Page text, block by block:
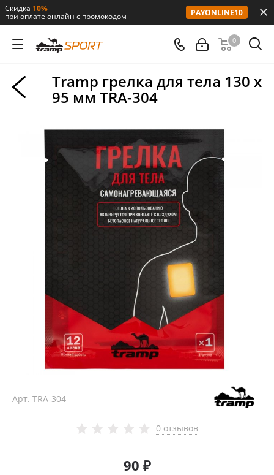
Скидка 10%
при оплате онлайн с промокодом PAYONLINE10
0
Tramp грелка для тела 130 х
95 мм TRA-304
Арт. TRA-304
0 отзывов
90 ₽